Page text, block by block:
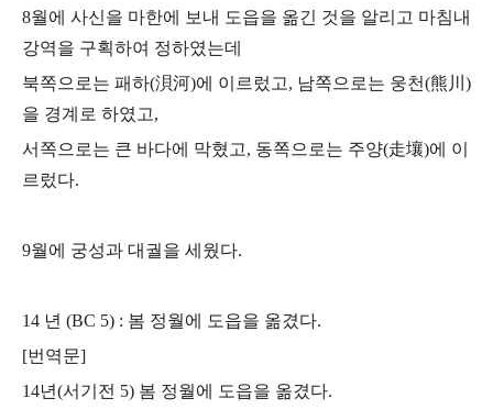
8월에 사신을 마한에 보내 도읍을 옮긴 것을 알리고 마침내
강역을 구획하여 정하였는데
북쪽으로는 패하(浿河)에 이르렀고, 남쪽으로는 웅천(熊川)
을 경계로 하였고,
서쪽으로는 큰 바다에 막혔고, 동쪽으로는 주양(走壤)에 이
르렀다.
9월에 궁성과 대궐을 세웠다.
14 년 (BC 5) : 봄 정월에 도읍을 옮겼다.
[번역문]
14년(서기전 5) 봄 정월에 도읍을 옮겼다.